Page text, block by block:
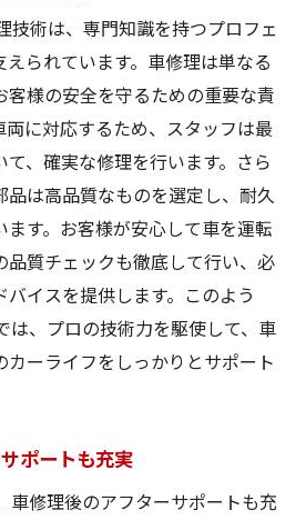
技術は、専門知識を持つプロフェ
えられています。車修理は単なる
様の安全を守るための重要な責
に対応するため、スタッフは最
、確実な修理を行います。さら
品は高品質なものを選定し、耐久
す。お客様が安心して車を運転
品質チェックも徹底して行い、必
イスを提供します。このよう
は、プロの技術力を駆使して、車
ーライフをしっかりとサポート
ポートも充実
車修理後のアフターサポートも充